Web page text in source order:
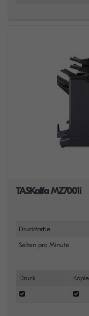
TASKalfa MZ7001i
Druckfarbe
Seiten pro Minute
Druck Kopie